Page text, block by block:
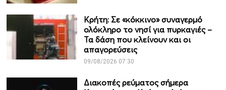
Κρήτη: Σε «κόκκινο» συναγερμό
ολόκληρο το νησί για πυρκαγιές –
Τα δάση που κλείνουν και οι
απαγορεύσεις
09/08/2026 07:30
Διακοπές ρεύματος σήμερα